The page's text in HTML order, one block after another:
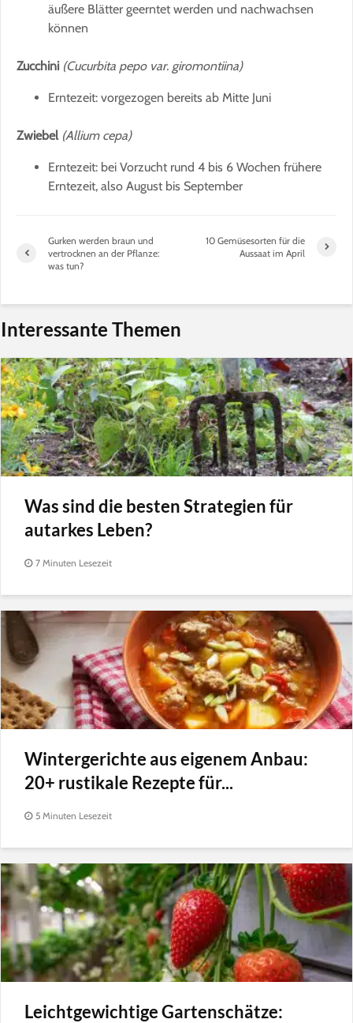
äußere Blätter geerntet werden und nachwachsen
können
Zucchini (Cucurbita pepo var. giromontiina)
Erntezeit: vorgezogen bereits ab Mitte Juni
Zwiebel (Allium cepa)
Erntezeit: bei Vorzucht rund 4 bis 6 Wochen frühere
Erntezeit, also August bis September
Gurken werden braun und
vertrocknen an der Pflanze:
was tun?
10 Gemüsesorten für die
Aussaat im April
Interessante Themen
Was sind die besten Strategien für
autarkes Leben?
7 Minuten Lesezeit
Wintergerichte aus eigenem Anbau:
20+ rustikale Rezepte für...
5 Minuten Lesezeit
Leichtgewichtige Gartenschätze: